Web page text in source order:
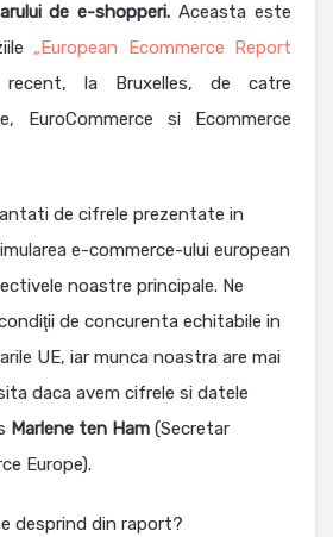
de e-shopperi. Aceasta este
„European Ecommerce Report
la Bruxelles, de catre
EuroCommerce si Ecommerce
de cifrele prezentate in
e-commerce-ului european
noastre principale. Ne
de concurenta echitabile in
UE, iar munca noastra are mai
daca avem cifrele si datele
Marlene ten Ham (Secretar
Europe).
desprind din raport?